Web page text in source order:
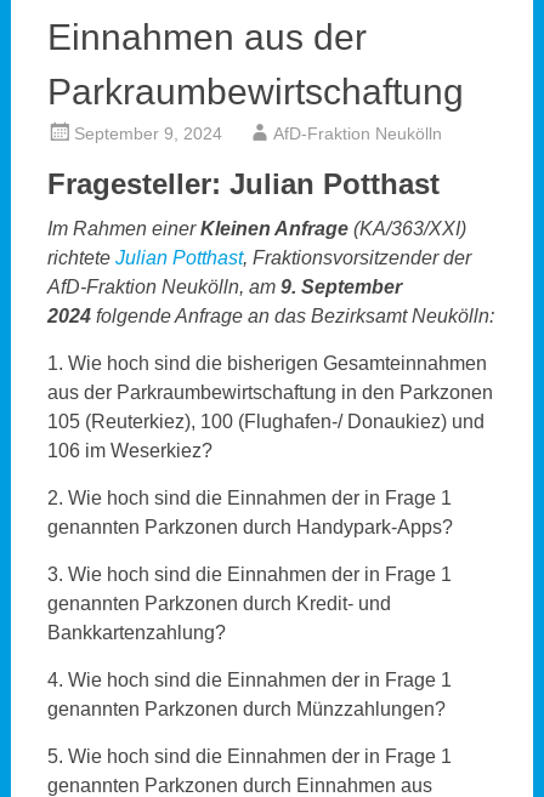
Einnahmen aus der
Parkraumbewirtschaftung
September 9, 2024 AfD-Fraktion Neukölln
Fragesteller: Julian Potthast
Im Rahmen einerKleinen Anfrage(KA/363/XXI)
richtete Julian Potthast, Fraktionsvorsitzender der
AfD-Fraktion Neukölln, am 9. September
2024folgende Anfrage an das Bezirksamt Neukölln:
1. Wie hoch sind die bisherigen Gesamteinnahmen
aus der Parkraumbewirtschaftung in den Parkzonen
105 (Reuterkiez), 100 (Flughafen-/ Donaukiez) und
106 im Weserkiez?
2. Wie hoch sind die Einnahmen der in Frage 1
genannten Parkzonen durch Handypark-Apps?
3. Wie hoch sind die Einnahmen der in Frage 1
genannten Parkzonen durch Kredit- und
Bankkartenzahlung?
4. Wie hoch sind die Einnahmen der in Frage 1
genannten Parkzonen durch Münzzahlungen?
5. Wie hoch sind die Einnahmen der in Frage 1
genannten Parkzonen durch Einnahmen aus